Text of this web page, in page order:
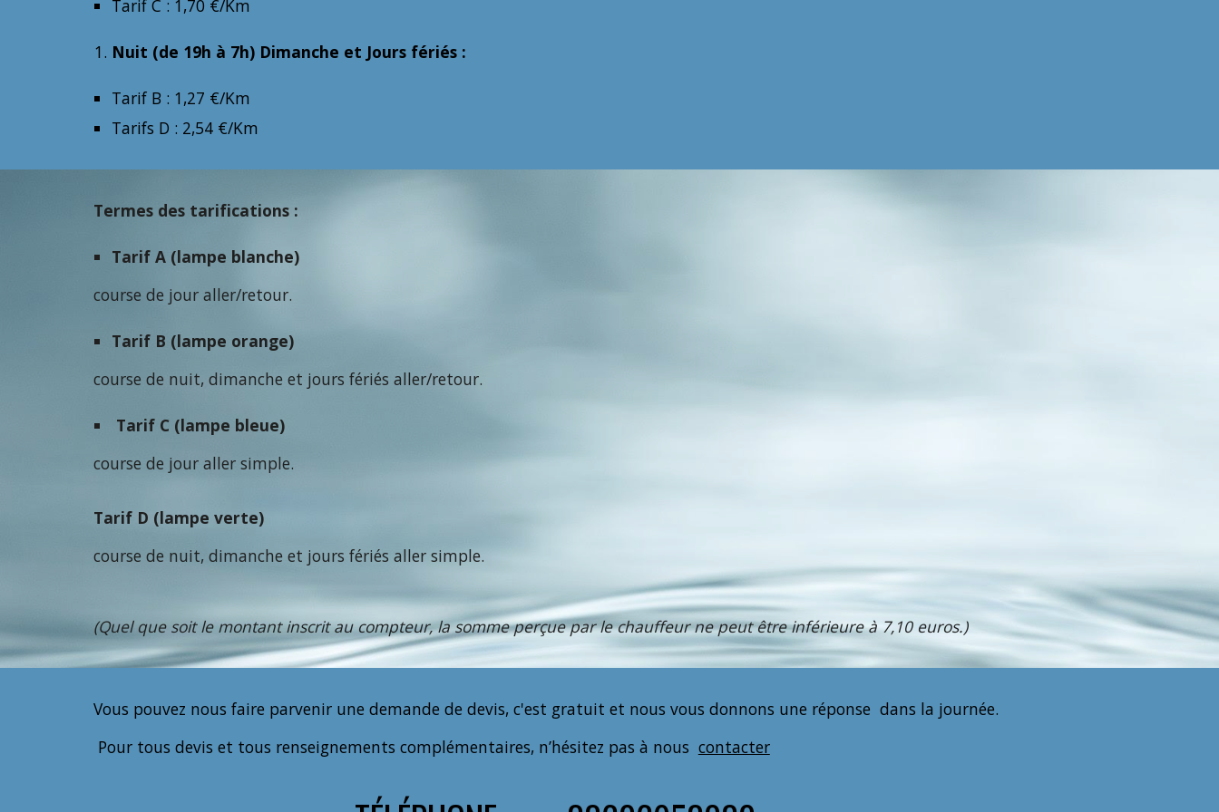
Tarif C : 1,70 €/Km
Nuit (de 19h à 7h) Dimanche et Jours fériés :
Tarif B : 1,27 €/Km
Tarifs D : 2,54 €/Km
Termes des tarifications :
Tarif A (lampe blanche)
course de jour aller/retour.
Tarif B (lampe orange)
course de nuit, dimanche et jours fériés aller/retour.
Tarif C (lampe bleue)
course de jour aller simple.
Tarif D (lampe verte)
course de nuit, dimanche et jours fériés aller simple.
(Quel que soit le montant inscrit au compteur, la somme perçue par le chauffeur ne peut être inférieure à 7,10 euros.)
Vous pouvez nous faire parvenir une demande de devis, c'est gratuit et nous vous donnons une réponse dans la journée.
Pour tous devis et tous renseignements complémentaires, n’hésitez pas à nous contacter